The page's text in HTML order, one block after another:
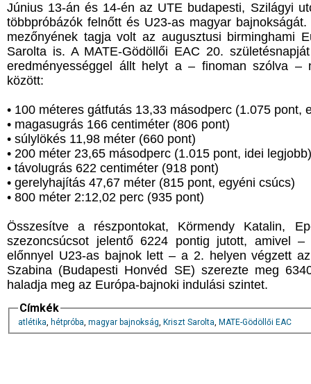
Június 13-án és 14-én az UTE budapesti, Szilágyi
többpróbázók felnőtt és U23-as magyar
mezőnyének tagja volt az augusztusi birminghami
Sarolta is. A MATE-Gödöllői EAC 20.
eredményességgel állt helyt a – finoman szólva –
között:
• 100 méteres gátfutás 13,33 másodperc (1.075 pont,
• magasugrás 166 centiméter (806 pont)
• súlylökés 11,98 méter (660 pont)
• 200 méter 23,65 másodperc (1.015 pont, idei legjobb)
• távolugrás 622 centiméter (918 pont)
• gerelyhajítás 47,67 méter (815 pont, egyéni csúcs)
• 800 méter 2:12,02 perc (935 pont)
Összesítve a részpontokat, Körmendy Katalin,
szezoncsúcsot jelentő 6224 pontig jutott, amivel
előnnyel U23-as bajnok lett – a 2. helyen végzett
Szabina (Budapesti Honvéd SE) szerezte meg
haladja meg az Európa-bajnoki indulási szintet.
Címkék
atlétika, hétpróba, magyar bajnokság, Kriszt Sarolta, MATE-Gödöllői EAC